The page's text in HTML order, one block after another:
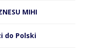
MIHI
do Polski